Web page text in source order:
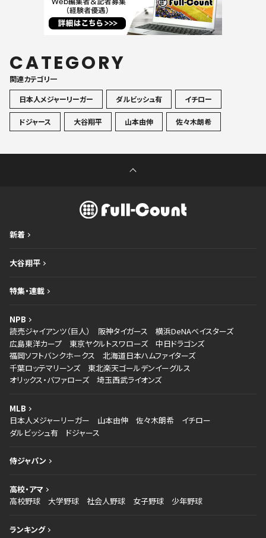
CATEGORY
関連カテゴリ一
日本人メジャーリーガー
ダルビッシュ有 イチロー
ドジャース 大谷翔平 山本由伸 佐々木朗希
新着
大谷翔平
特集・連載
NPB
読売ジャイアンツ（巨人）
阪神タイガース
横浜DeNAベイスターズ
広島東洋カープ
東京ヤクルトスワローズ
中日ドラゴンズ
福岡ソフトバンクホークス
北海道日本ハムファイターズ
千葉ロッテマリーンズ
東北楽天ゴールデンイーグルス
オリックス・バファローズ
埼玉西武ライオンズ
MLB
日本人メジャーリーガー
山本由伸 佐々木朗希
イチロー
ダルビッシュ有
ドジャース
侍ジャパン
高校・アマ
高校野球
大学野球 社会人野球 女子野球 少年野球
ランキング